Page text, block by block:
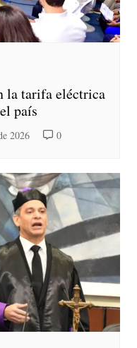
la tarifa eléctrica
país
2026 0